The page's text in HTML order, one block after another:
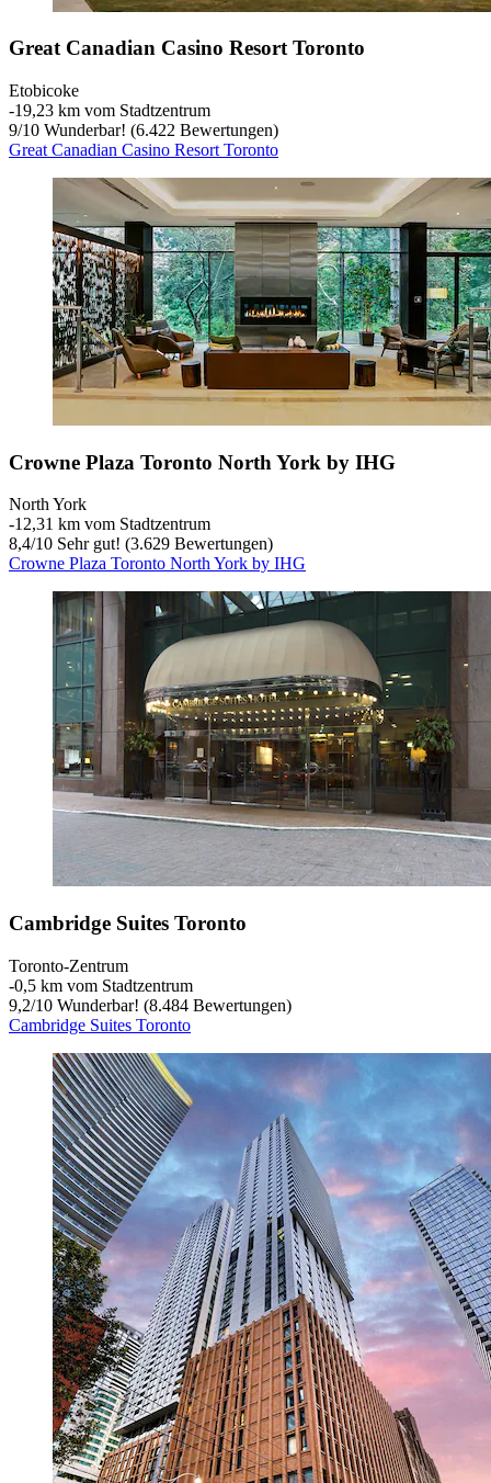
Great Canadian Casino Resort Toronto
Etobicoke
‐19,23 km vom Stadtzentrum
9/10 Wunderbar! (6.422 Bewertungen)
Great Canadian Casino Resort Toronto
Crowne Plaza Toronto North York by IHG
North York
‐12,31 km vom Stadtzentrum
8,4/10 Sehr gut! (3.629 Bewertungen)
Crowne Plaza Toronto North York by IHG
Cambridge Suites Toronto
Toronto-Zentrum
‐0,5 km vom Stadtzentrum
9,2/10 Wunderbar! (8.484 Bewertungen)
Cambridge Suites Toronto